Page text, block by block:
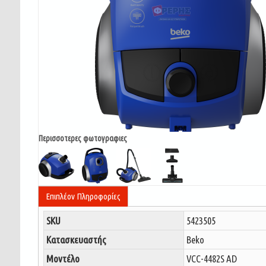
Περισσοτερες φωτογραφιες
Επιπλέον Πληροφορίες
SKU
5423505
Κατασκευαστής
Beko
Μοντέλο
VCC-4482S AD